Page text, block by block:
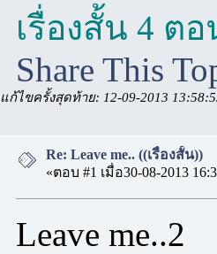
เรื่องสั้น 4 ต
Share This
แก้ไขครั้งสุดท้าย: 12-09-2013
Re: Leave me.. ((เรื่องสั้น))
«ตอบ #1 เมื่อ30-08-2013
Leave me..2